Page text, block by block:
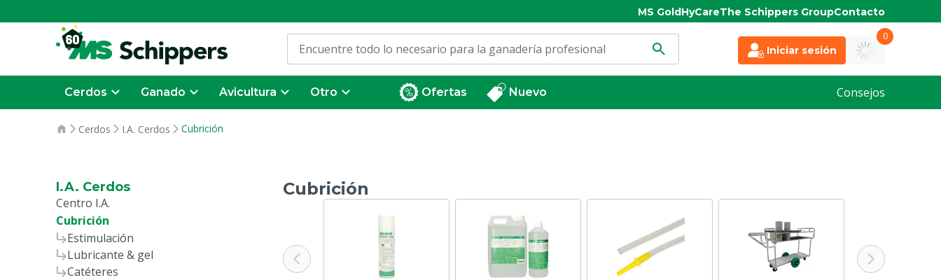
MS GoldHyCareThe Schippers GroupContacto
Iniciar sesión
0
Cerdos Ganado Avicultura Otro Ofertas Nuevo Consejos
Cerdos I.A. Cerdos Cubrición
I.A. Cerdos
Centro I.A.
Cubrición
Estimulación
Lubricante & gel
Catéteres
Cubrición